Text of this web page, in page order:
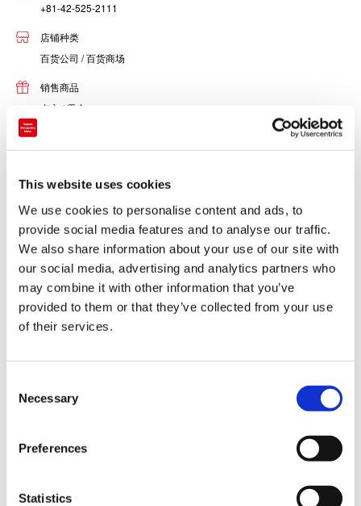
This website uses cookies
We use cookies to personalise content and ads, to
provide social media features and to analyse our traffic.
We also share information about your use of our site with
our social media, advertising and analytics partners who
may combine it with other information that you’ve
provided to them or that they’ve collected from your use
of their services.
Necessary
Preferences
Statistics
+81-42-525-2111
店铺种类
百货公司 / 百货商场
销售商品
点心 / 零食
食品
男装・服饰・包
女装・服饰・包